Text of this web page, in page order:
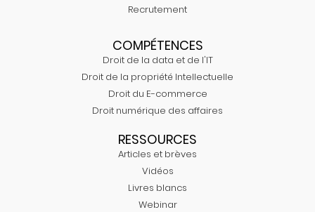
Recrutement
COMPÉTENCES
Droit de la data et de l'IT
Droit de la propriété Intellectuelle
Droit du E-commerce
Droit numérique des affaires
RESSOURCES
Articles et brèves
Vidéos
Livres blancs
Webinar